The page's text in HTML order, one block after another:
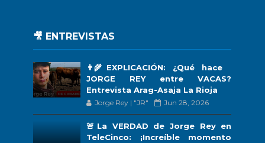
🎥 ENTREVISTAS
👨‍🌾EXPLICACIÓN: ¿Qué hace
JORGE REY entre VACAS?
Entrevista Arag-Asaja La Rioja
Jorge Rey | "JR" Jun 28, 2026
🚨La VERDAD de Jorge Rey en
TeleCinco: ¡Increíble momento